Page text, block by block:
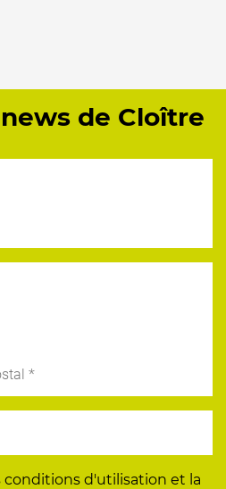
de Cloître
conditions d'utilisation et la